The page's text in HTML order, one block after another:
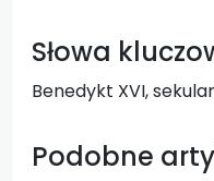
Słowa
Benedykt XVI,
Podobne